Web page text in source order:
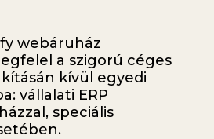
webáruház
a szigorú céges
kívül egyedi
vállalati ERP
speciális